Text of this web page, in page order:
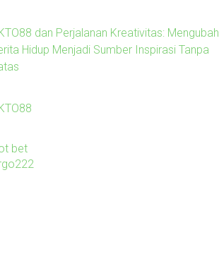
dan Perjalanan Kreativitas: Mengubah
Hidup Menjadi Sumber Inspirasi Tanpa
bet